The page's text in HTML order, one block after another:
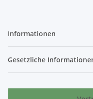
Informationen
Gesetzliche